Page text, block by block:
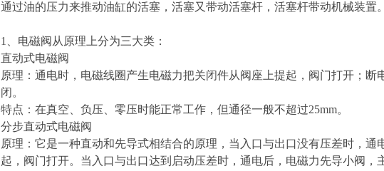
通过油的压力来推动油缸的活塞，活塞又带动活塞杆，活塞杆带动机械装
1、电磁阀从原理上分为三大类：
直动式电磁阀
原理：通电时，电磁线圈产生电磁力把关闭件从阀座上提起，阀门打开；
闭。
特点：在真空、负压、零压时能正常工作，但通径一般不超过25mm。
分步直动式电磁阀
原理：它是一种直动和先导式相结合的原理，当入口与出口没有压差时，
起，阀门打开。当入口与出口达到启动压差时，通电后，电磁力先导小阀